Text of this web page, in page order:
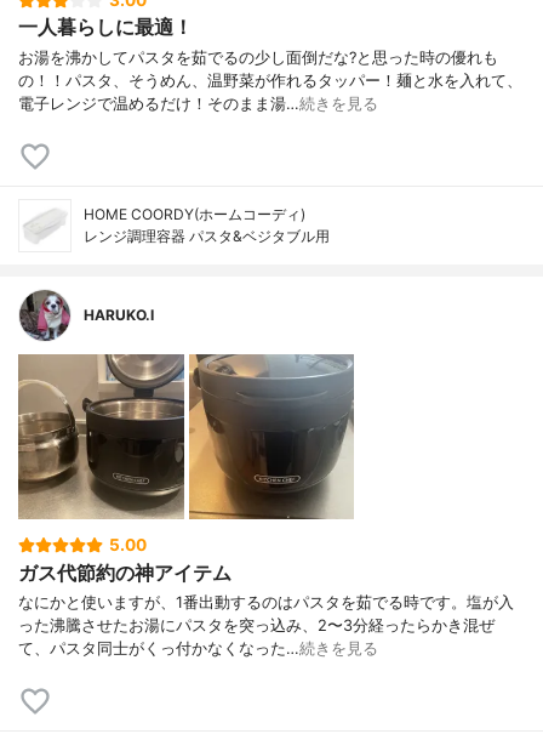
一人暮らしに最適！
お湯を沸かしてパスタを茹でるの少し面倒だな?と思った時の優れも
の！！パスタ、そうめん、温野菜が作れるタッパー！麺と水を入れて、
電子レンジで温めるだけ！そのまま湯…続きを見る
HOME COORDY(ホームコーディ)
レンジ調理容器 パスタ&ベジタブル用
HARUKO.I
5.00
ガス代節約の神アイテム
なにかと使いますが、1番出動するのはパスタを茹でる時です。塩が入
った沸騰させたお湯にパスタを突っ込み、2〜3分経ったらかき混ぜ
て、パスタ同士がくっ付かなくなった…続きを見る